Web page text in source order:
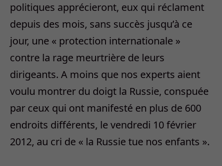
politiques apprécieront, eux qui réclament
depuis des mois, sans succès jusqu’à ce
jour, une « protection internationale »
contre la rage meurtrière de leurs
dirigeants. A moins que nos experts aient
voulu montrer du doigt la Russie, conspuée
par ceux qui ont manifesté en plus de 600
endroits différents, le vendredi 10 février
2012, au cri de « la Russie tue nos enfants ».